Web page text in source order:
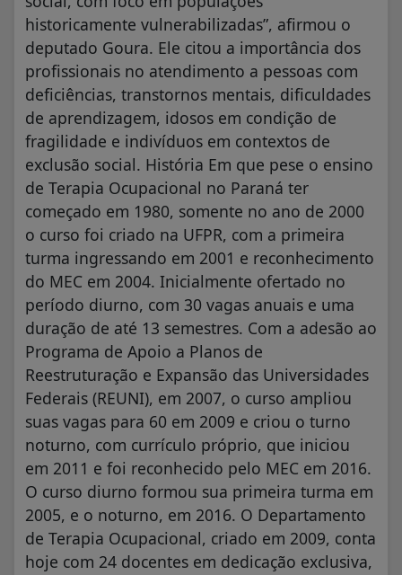
historicamente vulnerabilizadas”, afirmou o
deputado Goura. Ele citou a importância dos
profissionais no atendimento a pessoas com
deficiências, transtornos mentais, dificuldades
de aprendizagem, idosos em condição de
fragilidade e indivíduos em contextos de
exclusão social. História Em que pese o ensino
de Terapia Ocupacional no Paraná ter
começado em 1980, somente no ano de 2000
o curso foi criado na UFPR, com a primeira
turma ingressando em 2001 e reconhecimento
do MEC em 2004. Inicialmente ofertado no
período diurno, com 30 vagas anuais e uma
duração de até 13 semestres. Com a adesão ao
Programa de Apoio a Planos de
Reestruturação e Expansão das Universidades
Federais (REUNI), em 2007, o curso ampliou
suas vagas para 60 em 2009 e criou o turno
noturno, com currículo próprio, que iniciou
em 2011 e foi reconhecido pelo MEC em 2016.
O curso diurno formou sua primeira turma em
2005, e o noturno, em 2016. O Departamento
de Terapia Ocupacional, criado em 2009, conta
hoje com 24 docentes em dedicação exclusiva,